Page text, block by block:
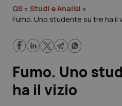
Cronache
Lavoro e Professioni
QS » Studi e Analisi »
Fumo. Uno studente su tre ha il
Fumo. Uno
ha il vizio